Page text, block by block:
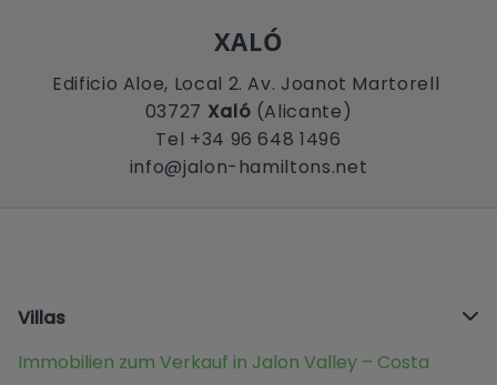
XALÓ
Edificio Aloe, Local 2. Av. Joanot Martorell
03727 Xaló (Alicante)
Tel +34 96 648 1496
info@jalon-hamiltons.net
Villas
Immobilien zum Verkauf in Jalon Valley – Costa